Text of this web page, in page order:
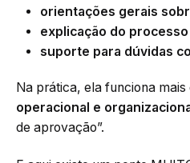
orientações gerais
explicação do processo
suporte para dúvidas
Na prática, ela funciona mais
operacional e
de aprovação”.